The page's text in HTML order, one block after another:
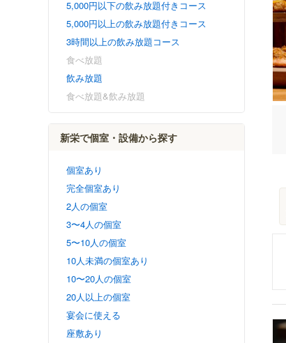
5,000円以下の飲み放題付きコース
5,000円以上の飲み放題付きコース
3時間以上の飲み放題コース
食べ放題
飲み放題
食べ放題&飲み放題
新栄で個室・設備から探す
個室あり
完全個室あり
2人の個室
3〜4人の個室
5〜10人の個室
10人未満の個室あり
10〜20人の個室
20人以上の個室
宴会に使える
座敷あり